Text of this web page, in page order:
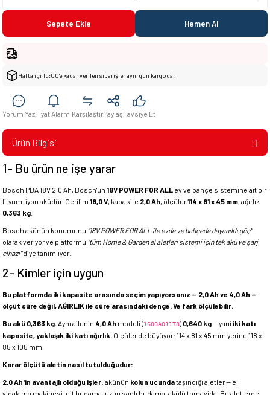
Sepete Ekle Hemen Al
Hafta içi 15:00’e kadar verilen siparişler aynı gün kargoda.
Yorum YazFiyat AlarmıKarşılaştırPaylaşTavsiye Et
Ürün Bilgisi
1- Bu ürün ne işe yarar
Bosch PBA 18V 2,0 Ah, Bosch'un 18V POWER FOR ALL ev ve bahçe sistemine ait bir
lityum-iyon aküdür. Gerilim 18,0 V, kapasite 2,0 Ah, ölçüler114 x 81 x 45 mm, ağırlık
0,363 kg
Bosch akünün konumunu "18V POWER FOR ALL ile evde ve bahçede dayanıklı güç"
olarak veriyor ve platformu "tüm Home & Garden el aletleri sistemi için tek akü ve şarj
cihazı"diye tanımlıyor.
2- Kimler için uygun
Bu platformda iki kapasite arasında seçim yapıyorsanız — 2,0 Ah ve 4,0 Ah —
ölçüt süre değil, AĞIRLIK ile süre arasındaki denge. Ve fark ölçülebilir.
Bu akü 0,363 kg.Aynı ailenin 4,0 Ah modeli (1600A011T8) 0,640 kg— yani iki katı
kapasite, yaklaşık iki katı ağırlık. Ölçüler de büyüyor: 114 x 81 x 45 mm yerine 118 x
85 x 105 mm.
Karar ölçütü aletin nasıl tutulduğudur:
2,0 Ah'in avantajlı olduğu işler: akünün kolun ucundataşındığı aletler — el
vidalama makinesi, çit budama, uzun saplı budama, akülü tornavida. Bu aletlerde